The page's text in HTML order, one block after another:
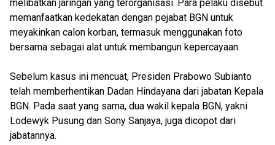
melibatkan jaringan yang terorganisasi. Para pelaku disebut
memanfaatkan kedekatan dengan pejabat BGN untuk
meyakinkan calon korban, termasuk menggunakan foto
bersama sebagai alat untuk membangun kepercayaan.
Sebelum kasus ini mencuat, Presiden Prabowo Subianto
telah memberhentikan Dadan Hindayana dari jabatan Kepala
BGN. Pada saat yang sama, dua wakil kepala BGN, yakni
Lodewyk Pusung dan Sony Sanjaya, juga dicopot dari
jabatannya.